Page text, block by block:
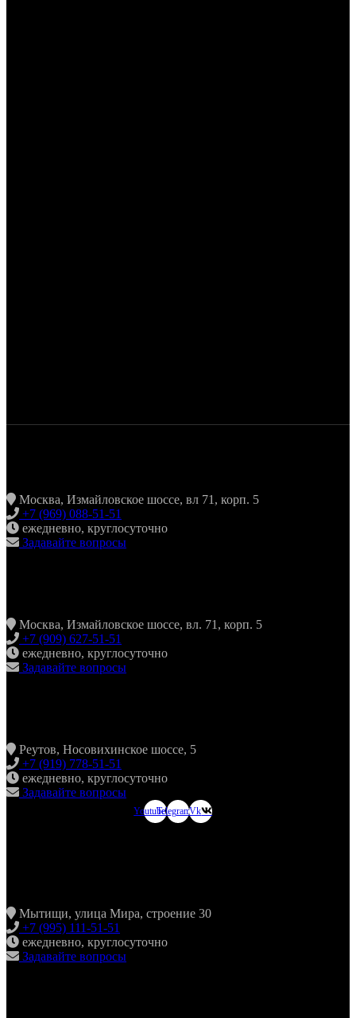
Москва, Измайловское шоссе, вл 71, корп. 5
+7 (969) 088-51-51
ежедневно, круглосуточно
Задавайте вопросы
Москва, Измайловское шоссе, вл. 71, корп. 5
+7 (909) 627-51-51
ежедневно, круглосуточно
Задавайте вопросы
Реутов, Носовихинское шоссе, 5
+7 (919) 778-51-51
ежедневно, круглосуточно
Задавайте вопросы
YoutubeTelegramVk
Мытищи, улица Мира, строение 30
+7 (995) 111-51-51
ежедневно, круглосуточно
Задавайте вопросы